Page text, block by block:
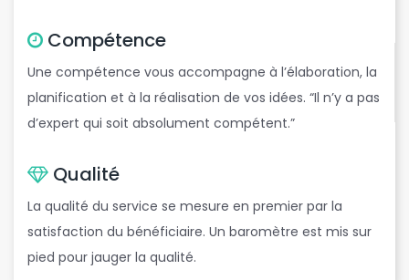
Compétence
Une compétence vous accompagne à l’élaboration, la
planification et à la réalisation de vos idées. “Il n’y a pas
d’expert qui soit absolument compétent.”
Qualité
La qualité du service se mesure en premier par la
satisfaction du bénéficiaire. Un baromètre est mis sur
pied pour jauger la qualité.